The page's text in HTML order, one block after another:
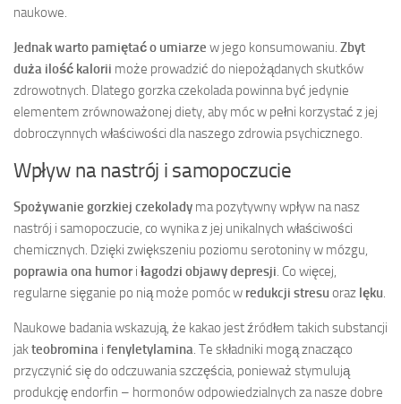
naukowe.
Jednak warto pamiętać o umiarze w jego konsumowaniu. Zbyt
duża ilość kalorii może prowadzić do niepożądanych skutków
zdrowotnych. Dlatego gorzka czekolada powinna być jedynie
elementem zrównoważonej diety, aby móc w pełni korzystać z jej
dobroczynnych właściwości dla naszego zdrowia psychicznego.
Wpływ na nastrój i samopoczucie
Spożywanie gorzkiej czekolady ma pozytywny wpływ na nasz
nastrój i samopoczucie, co wynika z jej unikalnych właściwości
chemicznych. Dzięki zwiększeniu poziomu serotoniny w mózgu,
poprawia ona humori łagodzi objawy depresji . Co więcej,
regularne sięganie po nią może pomóc w redukcji stresuoraz lęku
Naukowe badania wskazują, że kakao jest źródłem takich substancji
jakteobromina i fenyletylamina . Te składniki mogą znacząco
przyczynić się do odczuwania szczęścia, ponieważ stymulują
produkcję endorfin – hormonów odpowiedzialnych za nasze dobre